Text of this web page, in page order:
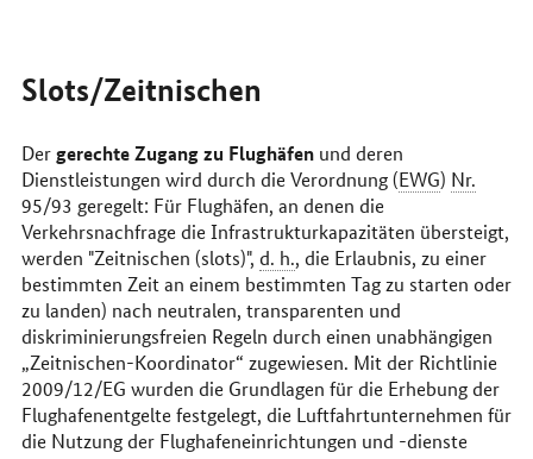
Slots/Zeitnischen
Dergerechte Zugang zu Flughäfenund deren
Dienstleistungen wird durch die Verordnung (EWG) Nr.
95/93 geregelt: Für Flughäfen, an denen die
Verkehrsnachfrage die Infrastrukturkapazitäten übersteigt,
werden "Zeitnischen (slots)", d. h., die Erlaubnis, zu einer
bestimmten Zeit an einem bestimmten Tag zu starten oder
zu landen) nach neutralen, transparenten und
diskriminierungsfreien Regeln durch einen unabhängigen
„Zeitnischen-Koordinator“ zugewiesen. Mit der Richtlinie
2009/12/EG wurden die Grundlagen für die Erhebung der
Flughafenentgelte festgelegt, die Luftfahrtunternehmen für
die Nutzung der Flughafeneinrichtungen und -dienste